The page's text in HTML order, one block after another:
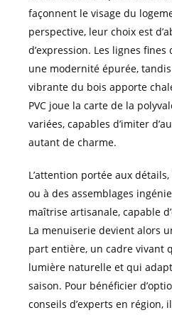
façonnent le visage du
perspective, leur choix est
d’expression. Les lignes
une modernité épurée,
vibrante du bois apporte
PVC joue la carte de la
variées, capables d’imiter
autant de charme.
L’attention portée aux
ou à des assemblages
maîtrise artisanale, capable
La menuiserie devient alors
part entière, un cadre vivant
lumière naturelle et qui
saison. Pour bénéficier
conseils d’experts en